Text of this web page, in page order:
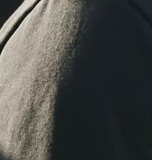
BOSNE I HERCEGOVINE